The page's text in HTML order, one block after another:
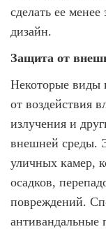
сделать ее
дизайн.
Защита от
Некоторые виды
от воздействия
излучения и
внешней среды.
уличных камер,
осадков,
повреждений.
антивандальные